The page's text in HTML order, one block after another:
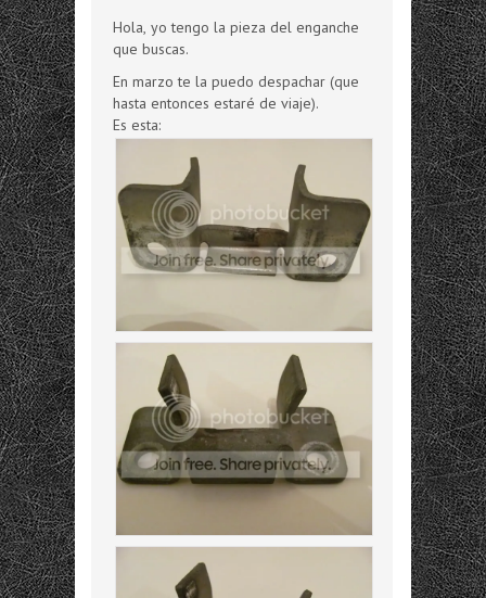
Hola, yo tengo la pieza del enganche
que buscas.
En marzo te la puedo despachar (que
hasta entonces estaré de viaje).
Es esta: